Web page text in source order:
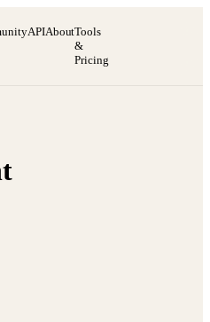
APIAboutTools
&
Pricing